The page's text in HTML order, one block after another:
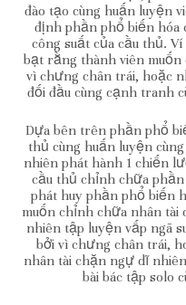
đào tạo cùng huấn luyện
định phần phổ biến hóa
công suất của cầu thủ.
bạt rằng thành viên
vì chưng chân trái, hoặc
đối đầu cùng cạnh tranh
Dựa bên trên phần phổ
thủ cùng huấn luyện
nhiên phát hành 1 chiến
cầu thủ chỉnh chữa
phát huy phần phổ biến
muốn chỉnh chữa nhân
nhiên tập luyện vấp ngã
bởi vì chưng chân trái,
nhân tài chặn ngự dĩ
bài bác tập solo